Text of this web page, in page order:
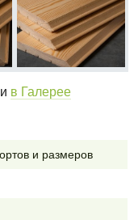
в Галерее
и размеров